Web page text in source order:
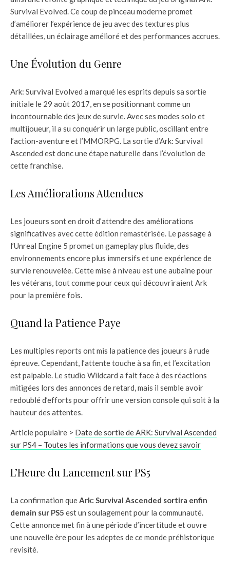
Survival Evolved. Ce coup de pinceau moderne promet
d’améliorer l’expérience de jeu avec des textures plus
détaillées, un éclairage amélioré et des performances accrues.
Une Évolution du Genre
Ark: Survival Evolved a marqué les esprits depuis sa sortie
initiale le 29 août 2017, en se positionnant comme un
incontournable des jeux de survie. Avec ses modes solo et
multijoueur, il a su conquérir un large public, oscillant entre
l’action-aventure et l’MMORPG. La sortie d’Ark: Survival
Ascended est donc une étape naturelle dans l’évolution de
cette franchise.
Les Améliorations Attendues
Les joueurs sont en droit d’attendre des améliorations
significatives avec cette édition remastérisée. Le passage à
l’Unreal Engine 5 promet un gameplay plus fluide, des
environnements encore plus immersifs et une expérience de
survie renouvelée. Cette mise à niveau est une aubaine pour
les vétérans, tout comme pour ceux qui découvriraient Ark
pour la première fois.
Quand la Patience Paye
Les multiples reports ont mis la patience des joueurs à rude
épreuve. Cependant, l’attente touche à sa fin, et l’excitation
est palpable. Le studio Wildcard a fait face à des réactions
mitigées lors des annonces de retard, mais il semble avoir
redoublé d’efforts pour offrir une version console qui soit à la
hauteur des attentes.
Article populaire > Date de sortie de ARK: Survival Ascended
sur PS4 – Toutes les informations que vous devez savoir
L’Heure du Lancement sur PS5
La confirmation que Ark: Survival Ascended sortira enfin
demain sur PS5 est un soulagement pour la communauté.
Cette annonce met fin à une période d’incertitude et ouvre
une nouvelle ère pour les adeptes de ce monde préhistorique
revisité.